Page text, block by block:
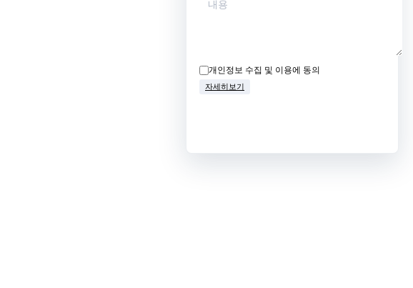
개인정보 수집 및 이용에 동의
자세히보기